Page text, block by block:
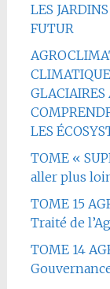
LES
FUTUR
GLACIAIRES
LES
TOME «
aller plus
TOME 15
Traité de
TOME 14